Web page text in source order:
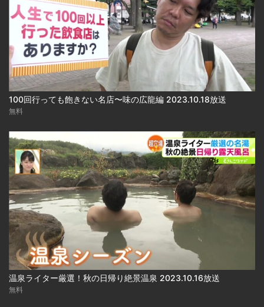
100回行っても飽きない名店〜味の広龍編 2023.10.18放送
無料
温泉ライター厳選！秋の日帰り絶景温泉 2023.10.16放送
無料